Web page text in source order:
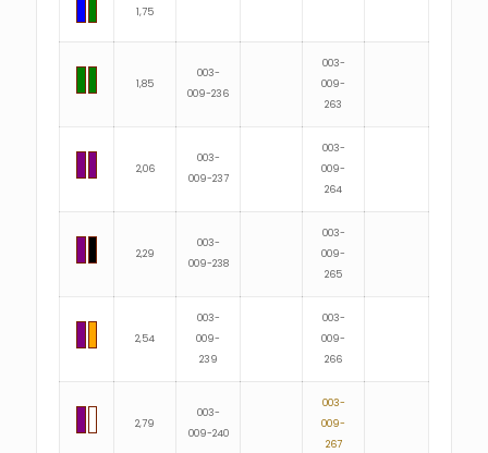
1,75
1,85
003-
009-236
003-
009-
263
2,06
003-
009-237
003-
009-
264
2,29
003-
009-238
003-
009-
265
2,54
003-
009-
239
003-
009-
266
2,79
003-
009-240
003-
009-
267